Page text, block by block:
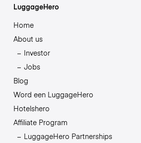
LuggageHero
Home
About us
Investor
Jobs
Blog
Word een LuggageHero
Hotelshero
Affiliate Program
LuggageHero Partnerships